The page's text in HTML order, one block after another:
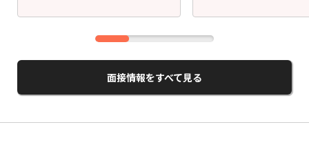
面接情報をすべて見る